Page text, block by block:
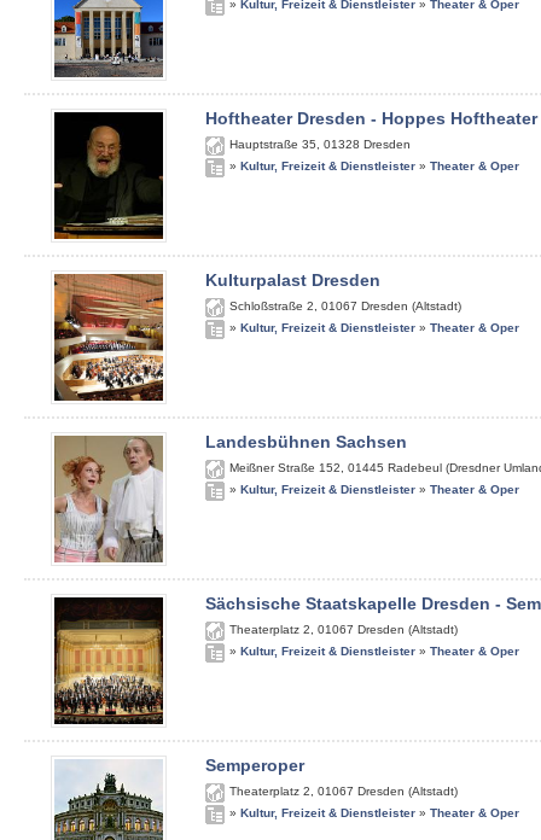
» Kultur, Freizeit & Dienstleister » Theater & Oper
Hoftheater Dresden - Hoppes Hoftheater
Hauptstraße 35 01328 Dresden
» Kultur, Freizeit & Dienstleister » Theater & Oper
Kulturpalast Dresden
Schloßstraße 2 01067 Dresden (Altstadt)
» Kultur, Freizeit & Dienstleister » Theater & Oper
Landesbühnen Sachsen
Meißner Straße 152 01445 Radebeul (Dresdner
» Kultur, Freizeit & Dienstleister » Theater & Oper
Sächsische Staatskapelle Dresden -
Theaterplatz 2 01067 Dresden (Altstadt)
» Kultur, Freizeit & Dienstleister » Theater & Oper
Semperoper
Theaterplatz 2 01067 Dresden (Altstadt)
» Kultur, Freizeit & Dienstleister » Theater & Oper